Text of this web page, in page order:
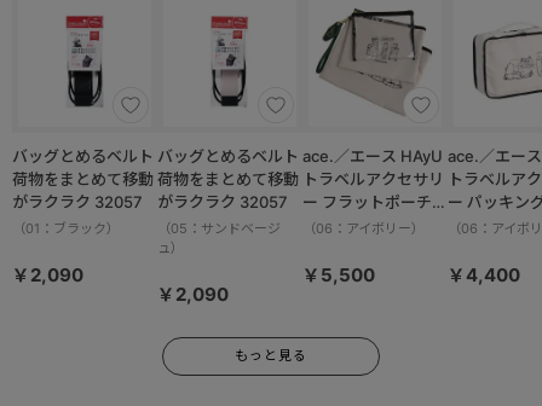
バッグとめるベルト
荷物をまとめて移動
がラクラク 32057
（01：ブラック）
￥2,090
バッグとめるベルト
荷物をまとめて移動
がラクラク 32057
（05：サンドベージ
ュ）
￥2,090
ace.／エース HAyU
トラベルアクセサリ
ー フラットポーチセ
ット 17825
（06：アイボリー）
￥5,500
ace.／エース
トラベルア
ー パッキン
M 17822
（06：アイボ
￥4,400
もっと見る